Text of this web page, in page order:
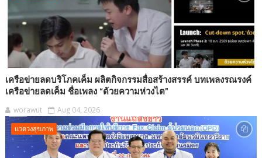
เครือข่ายลดบริโภคเค็ม ผลิตกิจกรรมสื่อสร้างสรรค์ บทเพลงรณรงค์
เครือข่ายลดเค็ม ชื่อเพลง “ด้วยความห่วงไต”
worawut Aug 04, 2026
แวดวงสุขภาพ